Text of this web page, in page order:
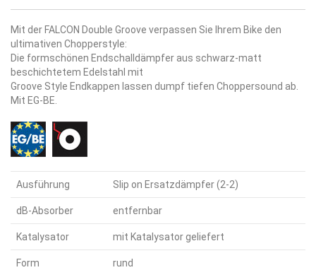
Mit der FALCON Double Groove verpassen Sie Ihrem Bike den
ultimativen Chopperstyle:
Die formschönen Endschalldämpfer aus schwarz-matt
beschichtetem Edelstahl mit
Groove Style Endkappen lassen dumpf tiefen Choppersound ab.
Mit EG-BE.
Ausführung Slip on Ersatzdämpfer (2-2)
dB-Absorber entfernbar
Katalysator mit Katalysator geliefert
Form rund